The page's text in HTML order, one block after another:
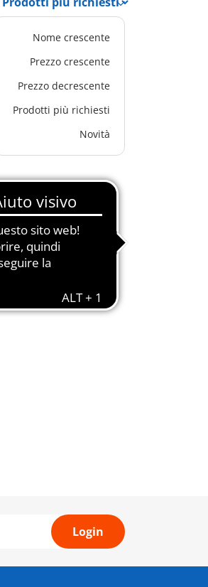
Nome crescente
Prezzo crescente
Prezzo decrescente
Prodotti più richiesti
Novità
Login